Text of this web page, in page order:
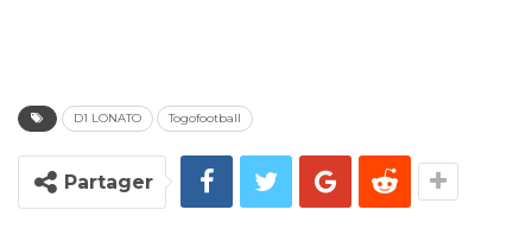
D1 LONATO Togofootball
Partager